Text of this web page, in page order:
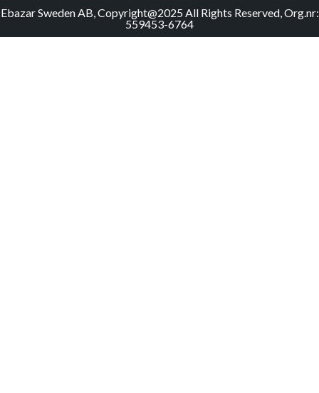
Ebazar Sweden AB, Copyright@2025 All Rights Reserved, Org.nr:
559453-6764